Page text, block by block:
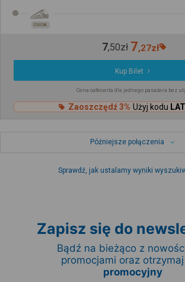
OSOB.
7,50zł 7,27zł
Kup Bilet
Cena całkowita dla jednego pasażera bez
Zaoszczędź 3% Użyj kodu
Późniejsze połączenia
Sprawdź, jak ustalamy wyniki
Zapisz się do
Bądź na bieżąco z
promocjami oraz otrzymaj
promocyjny